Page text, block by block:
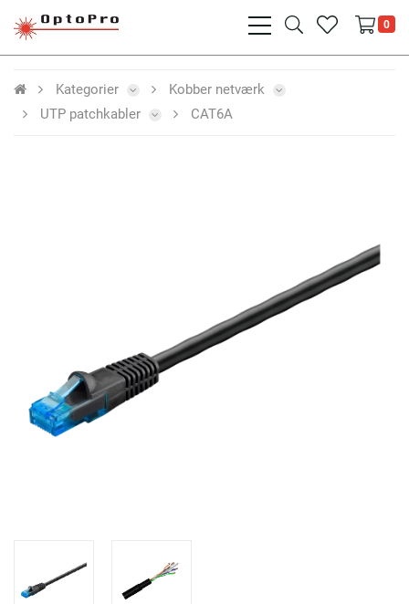
bars
light
searchheart
0
Kategorier
Kobber netværk
UTP patchkabler
CAT6A